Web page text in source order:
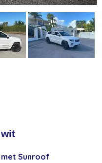
met Sunroof